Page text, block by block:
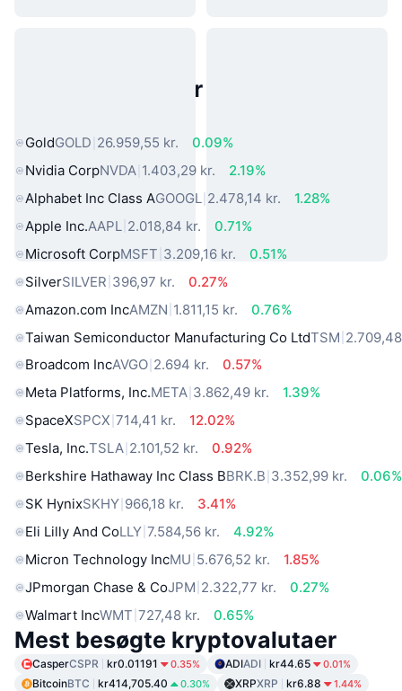
Populære aktiver fra den virkelige
GoldGOLD 26.959,55 kr.
0.09%
Nvidia CorpNVDA 1.403,29 kr.
2.19%
Alphabet Inc Class AGOOGL 2.478,14 kr.
1.28%
Apple Inc.AAPL 2.018,84 kr.
0.71%
Microsoft CorpMSFT 3.209,16 kr.
0.51%
SilverSILVER 396,97 kr.
0.27%
Amazon.com IncAMZN 1.811,15 kr.
0.76%
Taiwan Semiconductor Manufacturing Co LtdTSM
Broadcom IncAVGO 2.694 kr.
0.57%
Meta Platforms, Inc.META 3.862,49 kr.
1.39%
SpaceXSPCX 714,41 kr.
12.02%
Tesla, Inc.TSLA 2.101,52 kr.
0.92%
Berkshire Hathaway Inc Class BBRK.B 3.352,99 kr.
0.06%
SK HynixSKHY 966,18 kr.
3.41%
Eli Lilly And CoLLY 7.584,56 kr.
4.92%
Micron Technology IncMU 5.676,52 kr.
1.85%
JPmorgan Chase & CoJPM 2.322,77 kr.
0.27%
Walmart IncWMT 727,48 kr. 0.65%
Mest besøgte kryptovalutaer
CasperCSPR kr0.01191 0.35% ADIADI kr44.65 0.01%
BitcoinBTC kr414,705.40 0.30% XRPXRP kr6.88 1.44%